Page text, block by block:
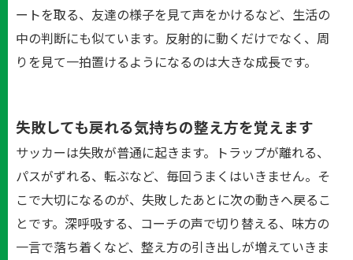
ートを取る、友達の様子を見て声をかけるなど、生活の
中の判断にも似ています。反射的に動くだけでなく、周
りを見て一拍置けるようになるのは大きな成長です。
失敗しても戻れる気持ちの整え方を覚えます
サッカーは失敗が普通に起きます。トラップが離れる、
パスがずれる、転ぶなど、毎回うまくはいきません。そ
こで大切になるのが、失敗したあとに次の動きへ戻るこ
とです。深呼吸する、コーチの声で切り替える、味方の
一言で落ち着くなど、整え方の引き出しが増えていきま